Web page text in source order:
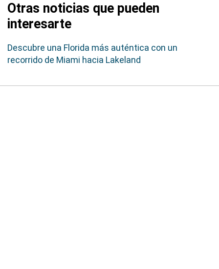
Otras noticias que pueden
interesarte
Descubre una Florida más auténtica con un
recorrido de Miami hacia Lakeland